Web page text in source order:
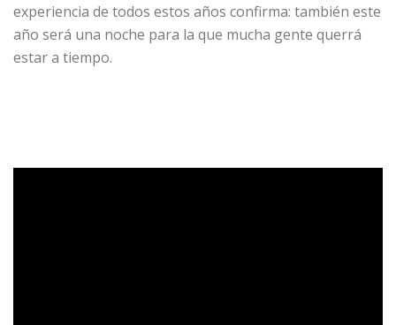
experiencia de todos estos años confirma: también este
año será una noche para la que mucha gente querrá
estar a tiempo.